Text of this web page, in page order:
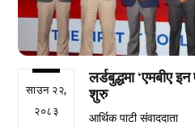
साउन २२,
२०८३
लर्डबुद्धमा ‘एमबीए
शुरु
आर्थिक पाटी संवाददाता